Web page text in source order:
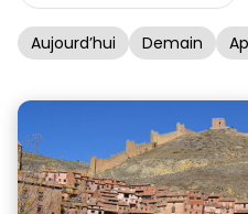
Aujourd’hui Demain